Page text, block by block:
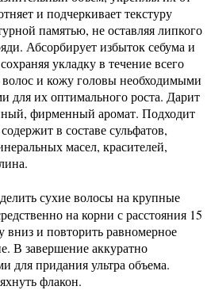
и подчеркивает текстуру
памятью, не оставляя липкого
Абсорбирует избыток себума и
укладку в течение всего
и кожу головы необходимыми
для их оптимального роста. Дарит
фирменный аромат. Подходит
в составе сульфатов,
масел, красителей,
сухие волосы на крупные
на корни с расстояния 15
вниз и повторить равномерное
В завершение аккуратно
для придания ультра объема.
флакон.